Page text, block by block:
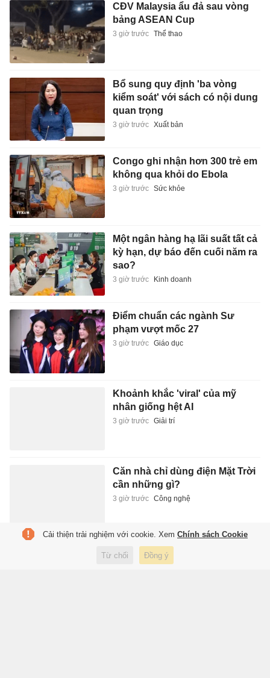
CĐV Malaysia ẩu đả sau vòng
bảng ASEAN Cup
3 giờ trước Thể thao
Bổ sung quy định 'ba vòng
kiểm soát' với sách có nội dung
quan trọng
3 giờ trước Xuất bản
Congo ghi nhận hơn 300 trẻ em
không qua khỏi do Ebola
3 giờ trước Sức khỏe
Một ngân hàng hạ lãi suất tất cả
kỳ hạn, dự báo đến cuối năm ra
sao?
3 giờ trước Kinh doanh
Điểm chuẩn các ngành Sư
phạm vượt mốc 27
3 giờ trước Giáo dục
Khoảnh khắc 'viral' của mỹ
nhân giống hệt AI
3 giờ trước Giải trí
Căn nhà chỉ dùng điện Mặt Trời
cần những gì?
3 giờ trước Công nghệ
Những người mẫu, diễn viên
'không sợ bê bối' ở Hàn Quốc
Cải thiện trải nghiệm với cookie. Xem Chính sách Cookie
Từ chối Đồng ý